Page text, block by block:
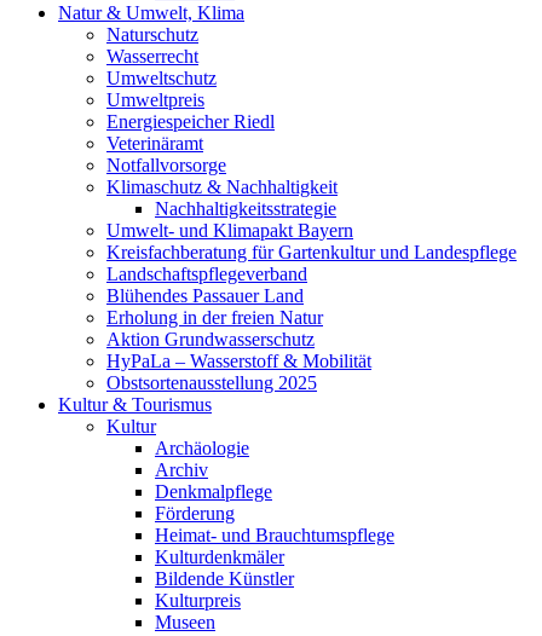
Natur & Umwelt, Klima
Naturschutz
Wasserrecht
Umweltschutz
Umweltpreis
Energiespeicher Riedl
Veterinäramt
Notfallvorsorge
Klimaschutz & Nachhaltigkeit
Nachhaltigkeitsstrategie
Umwelt- und Klimapakt Bayern
Kreisfachberatung für Gartenkultur und Landespflege
Landschaftspflegeverband
Blühendes Passauer Land
Erholung in der freien Natur
Aktion Grundwasserschutz
HyPaLa – Wasserstoff & Mobilität
Obstsortenausstellung 2025
Kultur & Tourismus
Kultur
Archäologie
Archiv
Denkmalpflege
Förderung
Heimat- und Brauchtumspflege
Kulturdenkmäler
Bildende Künstler
Kulturpreis
Museen